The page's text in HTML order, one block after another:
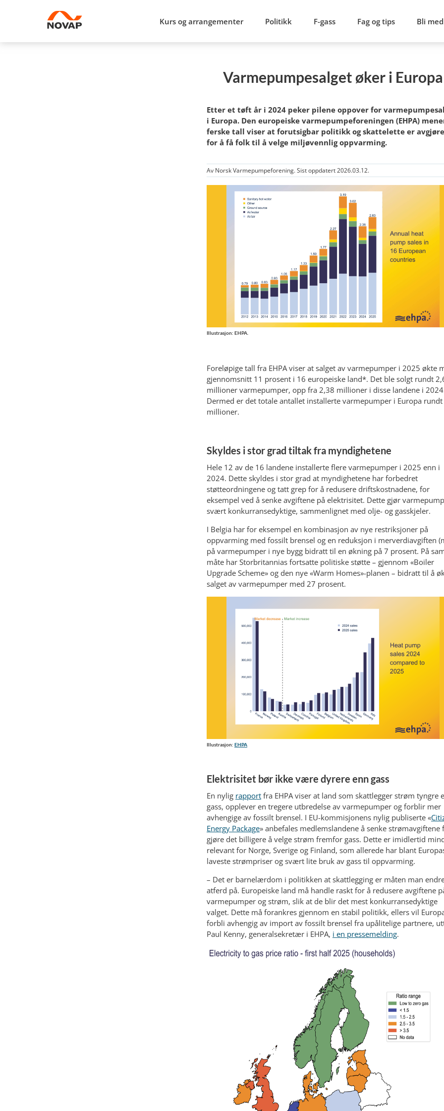
Kurs og arrangementer Politikk F-gass Fag og tips Bli med
Varmepumpesalget øker i Europa
Etter et tøft år i 2024 peker pilene oppover for
i Europa. Den europeiske varmepumpeforeningen (EHPA)
ferske tall viser at forutsigbar politikk og skattelette er
for å få folk til å velge miljøvennlig oppvarming.
Av Norsk Varmepumpeforening. Sist oppdatert 2026.03.12.
Illustrasjon: EHPA.
Foreløpige tall fra EHPA viser at salget av varmepumper i 2025 økte
gjennomsnitt 11 prosent i 16 europeiske land*. Det ble solgt rundt
millioner varmepumper, opp fra 2,38 millioner i disse landene i
Dermed er det totale antallet installerte varmepumper i Europa rundt
millioner.
Skyldes i stor grad tiltak fra myndighetene
Hele 12 av de 16 landene installerte flere varmepumper i 2025 enn i
2024. Dette skyldes i stor grad at myndighetene har forbedret
støtteordningene og tatt grep for å redusere driftskostnadene, for
eksempel ved å senke avgiftene på elektrisitet. Dette gjør
svært konkurransedyktige, sammenlignet med olje- og gasskjeler.
I Belgia har for eksempel en kombinasjon av nye restriksjoner på
oppvarming med fossilt brensel og en reduksjon i merverdiavgiften
på varmepumper i nye bygg bidratt til en økning på 7 prosent. På
måte har Storbritannias fortsatte politiske støtte – gjennom «Boiler
Upgrade Scheme» og den nye «Warm Homes»-planen – bidratt til å
salget av varmepumper med 27 prosent.
Illustrasjon: EHPA
Elektrisitet bør ikke være dyrere enn gass
En nylig rapport fra EHPA viser at land som skattlegger strøm tyngre
gass, opplever en tregere utbredelse av varmepumper og forblir mer
avhengige av fossilt brensel. I EU-kommisjonens nylig publiserte «
Energy Package» anbefales medlemslandene å senke strømavgiftene
gjøre det billigere å velge strøm fremfor gass. Dette er imidlertid
relevant for Norge, Sverige og Finland, som allerede har blant
laveste strømpriser og svært lite bruk av gass til oppvarming.
– Det er barnelærdom i politikken at skattlegging er måten man
atferd på. Europeiske land må handle raskt for å redusere avgiftene
varmepumper og strøm, slik at de blir det mest konkurransedyktige
valget. Dette må forankres gjennom en stabil politikk, ellers vil
forbli avhengig av import av fossilt brensel fra upålitelige partnere,
Paul Kenny, generalsekretær i EHPA, i en pressemelding.